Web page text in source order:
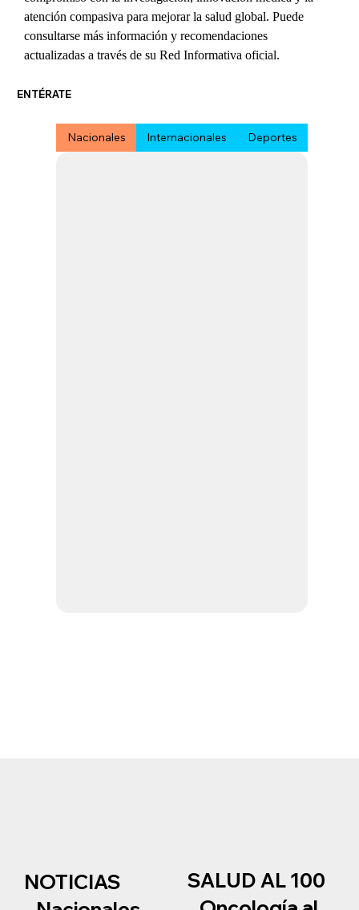
atención compasiva para mejorar la salud global. Puede
consultarse más información y recomendaciones
actualizadas a través de su Red Informativa oficial.
ENTÉRATE
Nacionales Internacionales Deportes
NOTICIAS
SALUD AL 100